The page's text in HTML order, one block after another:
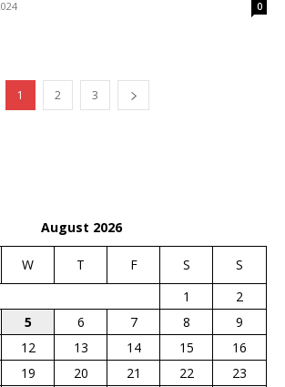
0
1 2 3
August 2026
W T F S
S
1
2
5 6 7 8
9
12 13 14 15
16
19 20 21 22 23